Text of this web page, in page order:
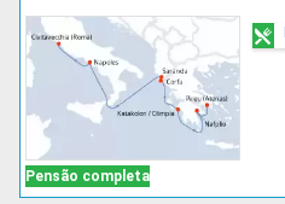
Pensão completa